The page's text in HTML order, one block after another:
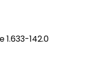
1.633-142.0